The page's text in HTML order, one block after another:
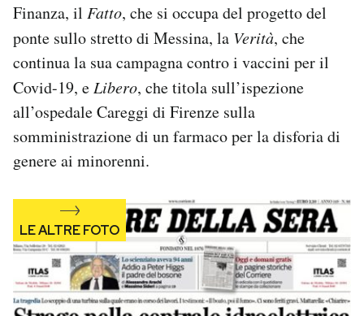
Area Personale
Newsletter
Notifiche mobile
Hai bisogno di aiuto?
Esci
Finanza, il Fatto, che si occupa del progetto del
ponte sullo stretto di Messina, la Verità, che
continua la sua campagna contro i vaccini per il
Covid-19, eLibero, che titola sull’ispezione
all’ospedale Careggi di Firenze sulla
somministrazione di un farmaco per la disforia di
genere ai minorenni.